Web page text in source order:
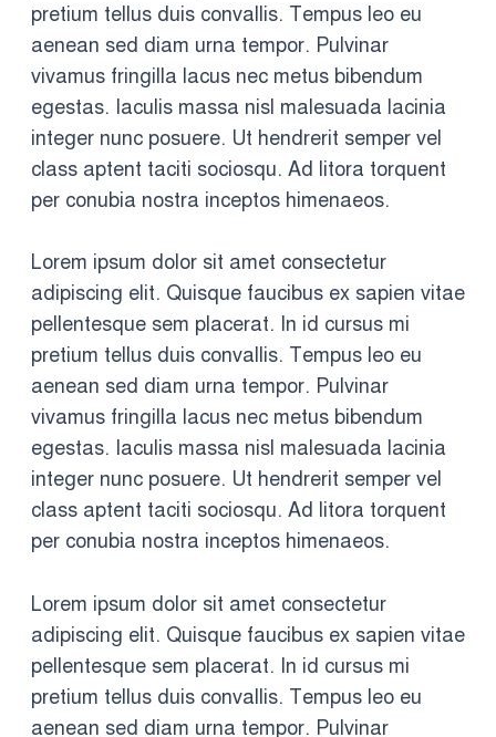
pretium tellus duis convallis. Tempus leo eu
aenean sed diam urna tempor. Pulvinar
vivamus fringilla lacus nec metus bibendum
egestas. Iaculis massa nisl malesuada lacinia
integer nunc posuere. Ut hendrerit semper vel
class aptent taciti sociosqu. Ad litora torquent
per conubia nostra inceptos himenaeos.
Lorem ipsum dolor sit amet consectetur
adipiscing elit. Quisque faucibus ex sapien vitae
pellentesque sem placerat. In id cursus mi
pretium tellus duis convallis. Tempus leo eu
aenean sed diam urna tempor. Pulvinar
vivamus fringilla lacus nec metus bibendum
egestas. Iaculis massa nisl malesuada lacinia
integer nunc posuere. Ut hendrerit semper vel
class aptent taciti sociosqu. Ad litora torquent
per conubia nostra inceptos himenaeos.
Lorem ipsum dolor sit amet consectetur
adipiscing elit. Quisque faucibus ex sapien vitae
pellentesque sem placerat. In id cursus mi
pretium tellus duis convallis. Tempus leo eu
aenean sed diam urna tempor. Pulvinar